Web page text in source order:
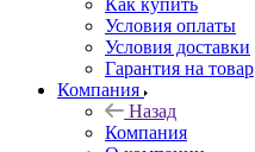
Как купить
Условия оплаты
Условия доставки
Гарантия на товар
Компания
Назад
Компания